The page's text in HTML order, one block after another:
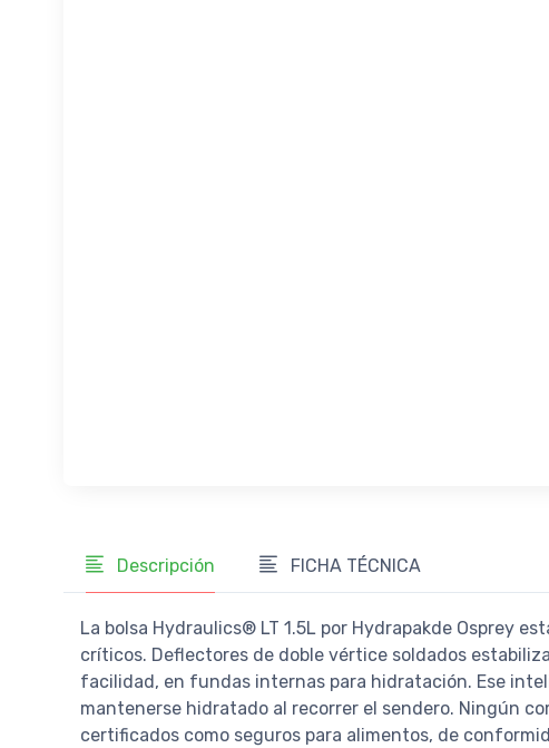
Descripción FICHA TÉCNICA
La bolsa Hydraulics® LT 1.5L por Hydrapakde Osprey
críticos. Deflectores de doble vértice soldados
facilidad, en fundas internas para hidratación. Ese
mantenerse hidratado al recorrer el sendero. Ningún
certificados como seguros para alimentos, de